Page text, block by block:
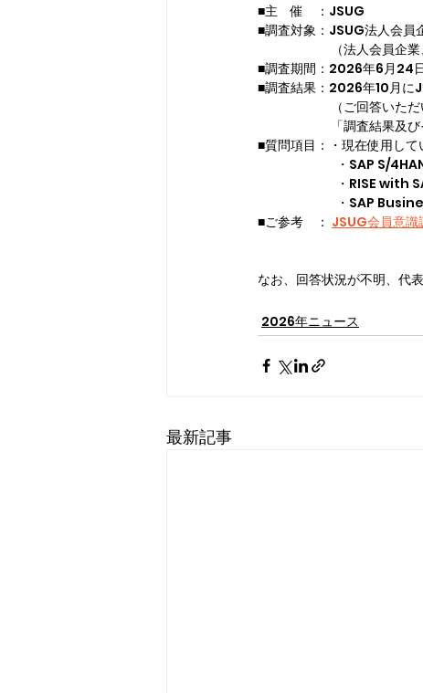
■主　催　：JSUG
■調査対象：JSUG法人会員
（法人会員企
■調査期間：2026年6月24
■調査結果：2026年10
（ご回答い
「調査結果及
■質問項目： ・現在使用し
・SAP
・RISE
	 	  ・
SAP
■ご参考　： JSUG会員意識
なお、回答状況が不明、代
2026年ニュース
最新記事